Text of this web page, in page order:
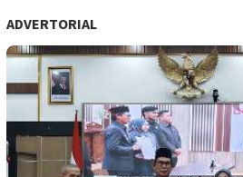
ADVERTORIAL